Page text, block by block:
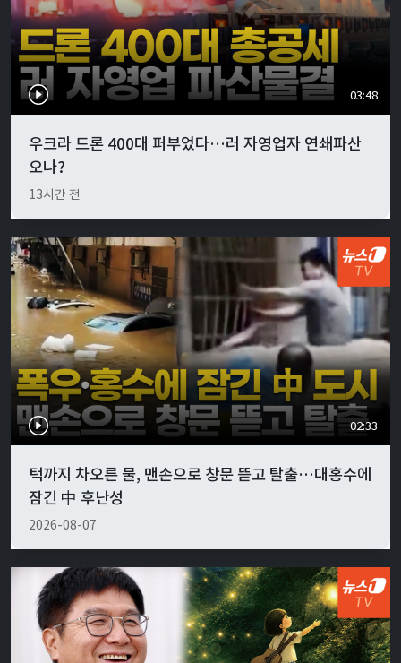
03:48
우크라 드론 400대 퍼부었다…러 자영업자 연쇄파산
오나?
13시간 전
02:33
턱까지 차오른 물, 맨손으로 창문 뜯고 탈출…대홍수에
잠긴 中 후난성
2026-08-07